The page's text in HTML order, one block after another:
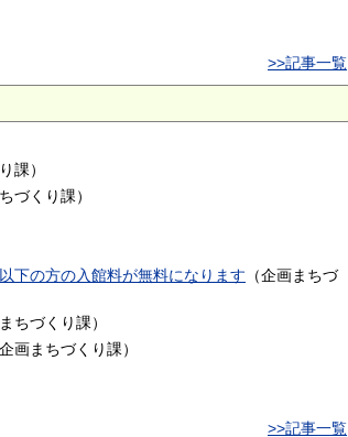
>>記事一覧
課）
づくり課）
下の方の入館料が無料になります （企画まちづ
ちづくり課）
企画まちづくり課）
>>記事一覧